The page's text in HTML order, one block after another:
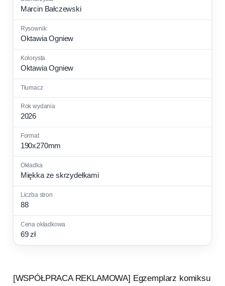
Marcin Bałczewski
Oktawia Ogniew
Oktawia Ogniew
2026
190x270mm
Miękka ze skrzydełkami
88
69 zł
[WSPÓŁPRACA REKLAMOWA] Egzemplarz komiksu